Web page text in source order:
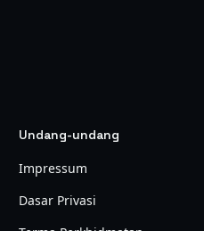
Undang-undang
Impressum
Dasar Privasi